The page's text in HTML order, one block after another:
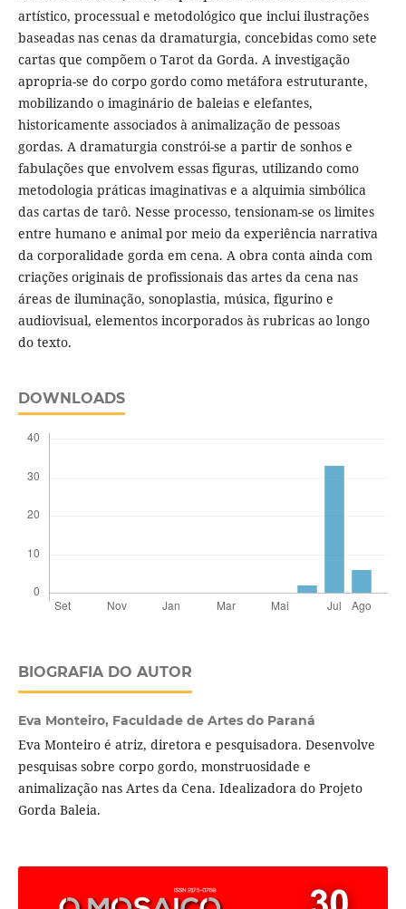
artístico, processual e metodológico que inclui ilustrações
baseadas nas cenas da dramaturgia, concebidas como sete
cartas que compõem o Tarot da Gorda. A investigação
apropria-se do corpo gordo como metáfora estruturante,
mobilizando o imaginário de baleias e elefantes,
historicamente associados à animalização de pessoas
gordas. A dramaturgia constrói-se a partir de sonhos e
fabulações que envolvem essas figuras, utilizando como
metodologia práticas imaginativas e a alquimia simbólica
das cartas de tarô. Nesse processo, tensionam-se os limites
entre humano e animal por meio da experiência narrativa
da corporalidade gorda em cena. A obra conta ainda com
criações originais de profissionais das artes da cena nas
áreas de iluminação, sonoplastia, música, figurino e
audiovisual, elementos incorporados às rubricas ao longo
do texto.
DOWNLOADS
BIOGRAFIA DO AUTOR
Eva Monteiro, Faculdade de Artes do Paraná
Eva Monteiro é atriz, diretora e pesquisadora. Desenvolve
pesquisas sobre corpo gordo, monstruosidade e
animalização nas Artes da Cena. Idealizadora do Projeto
Gorda Baleia.